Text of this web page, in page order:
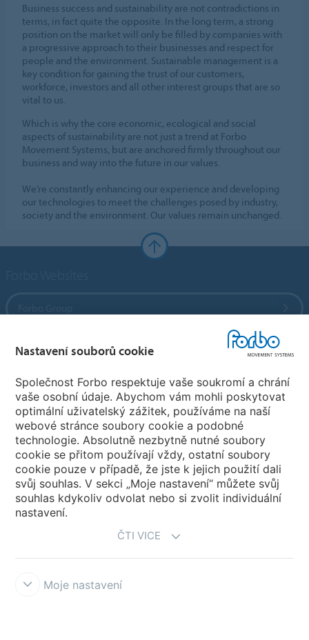
Business success and sustainability are not contradictions in
terms, in fact quite the opposite. In the long term, a strong
position on the market will only be filled by companies with
a progressive approach to their businesses and respect for
people and the environment. Sustainable management is a
key condition for gaining the trust of our customers,
workforce, investors and all other interest groups that are so
vital to us.
Which is why the core economic, ecological and social
aspects of sustainability are not just a trend at Forbo
Movement Systems, but are anchored firmly throughout our
business and way into the future in our values.
We’re constantly enhancing our experience and developing
our technologies to meet the challenges posed by industry,
society and the environment. Our values remain unchanged.
Forbo Flooring Systems
Forbo Movement Systems
Zvolte zemi
Zvolte svou zemi
Nastavení souborů cookie
Společnost Forbo respektuje vaše soukromí a chrání
vaše osobní údaje. Abychom vám mohli poskytovat
optimální uživatelský zážitek, používáme na naší
webové stránce soubory cookie a podobné
technologie. Absolutně nezbytně nutné soubory
cookie se přitom používají vždy, ostatní soubory
cookie pouze v případě, že jste k jejich použití dali
svůj souhlas. V sekci „Moje nastavení“ můžete svůj
souhlas kdykoliv odvolat nebo si zvolit individuální
nastavení.
ČTI VICE
Moje nastavení